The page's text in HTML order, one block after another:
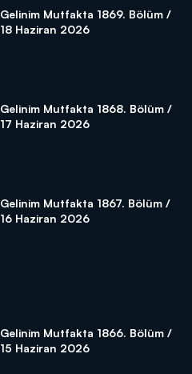
Gelinim Mutfakta 1869. Bölüm /
18 Haziran 2026
Gelinim Mutfakta 1868. Bölüm /
17 Haziran 2026
Gelinim Mutfakta 1867. Bölüm /
16 Haziran 2026
Gelinim Mutfakta 1866. Bölüm /
15 Haziran 2026